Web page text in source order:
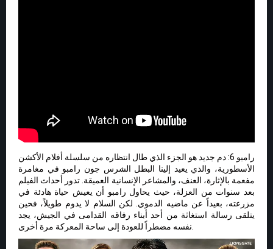
رامبو 6: دم جديد هو الجزء الذي طال انتظاره من سلسلة أفلام الأكشن
الأسطورية، والذي يعيد إلينا البطل الشرس جون رامبو في مغامرة
مفعمة بالإثارة، العنف، والمشاعر الإنسانية العميقة. تدور أحداث الفيلم
بعد سنوات من العزلة، حيث يحاول رامبو أن يعيش حياة هادئة في
مزرعته، بعيداً عن ماضيه الدموي. لكن السلام لا يدوم طويلاً، فحين
يتلقى رسالة استغاثة من أحد أبناء رفاقه القدامى في الجيش، يجد